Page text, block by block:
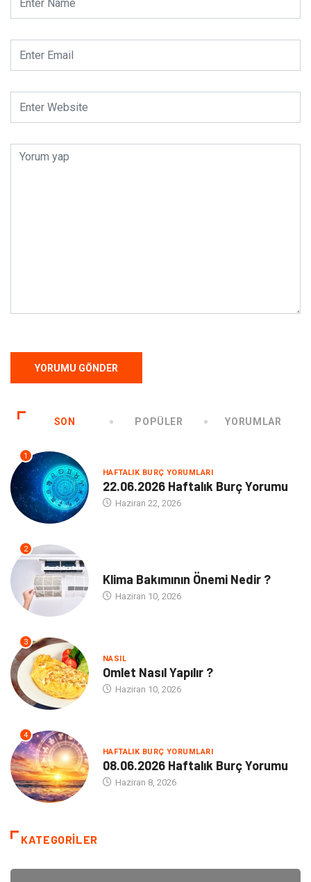
SON POPÜLER YORUMLAR
1
HAFTALIK BURÇ YORUMLARI
22.06.2026 Haftalık Burç Yorumu
Haziran 22, 2026
2
Klima Bakımının Önemi Nedir ?
Haziran 10, 2026
3
NASIL
Omlet Nasıl Yapılır ?
Haziran 10, 2026
4
HAFTALIK BURÇ YORUMLARI
08.06.2026 Haftalık Burç Yorumu
Haziran 8, 2026
KATEGORILER